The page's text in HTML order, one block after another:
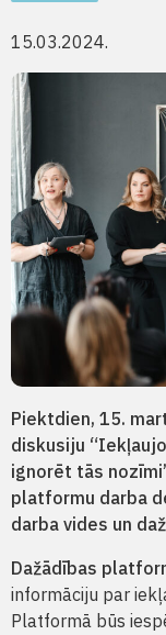
15.03.2024.
Piektdien, 15.
diskusiju
ignorēt tās
platformu darba
darba vides un
Dažādības
informāciju par
Platformā būs